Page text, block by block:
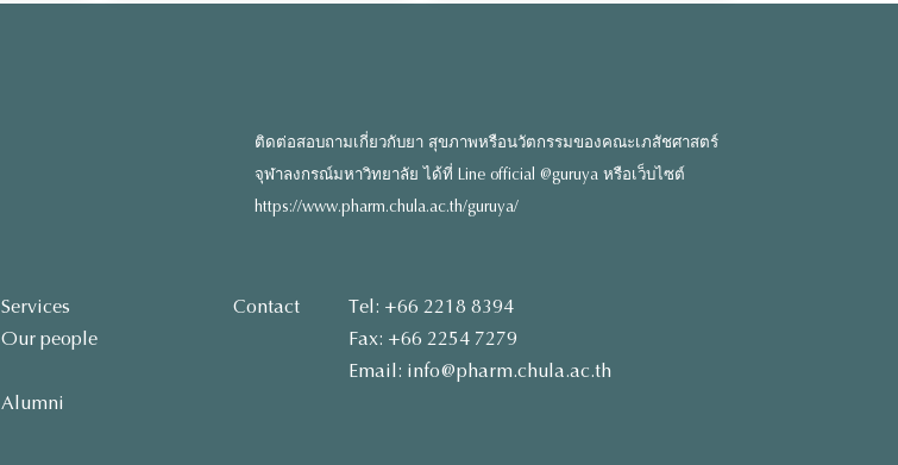
ติดต่อสอบถามเกี่ยวกับยา สุขภาพหรือนวัตกรรมของคณะเภสัชศาสตร์
จุฬาลงกรณ์มหาวิทยาลัย ได้ที่ Line official @guruya หรือเว็บไซต์
https://www.pharm.chula.ac.th/guruya/
Services
Our people
Alumni
Contact
Tel: +66 2218 8394
Fax: +66 2254 7279
Email: info@pharm.chula.ac.th